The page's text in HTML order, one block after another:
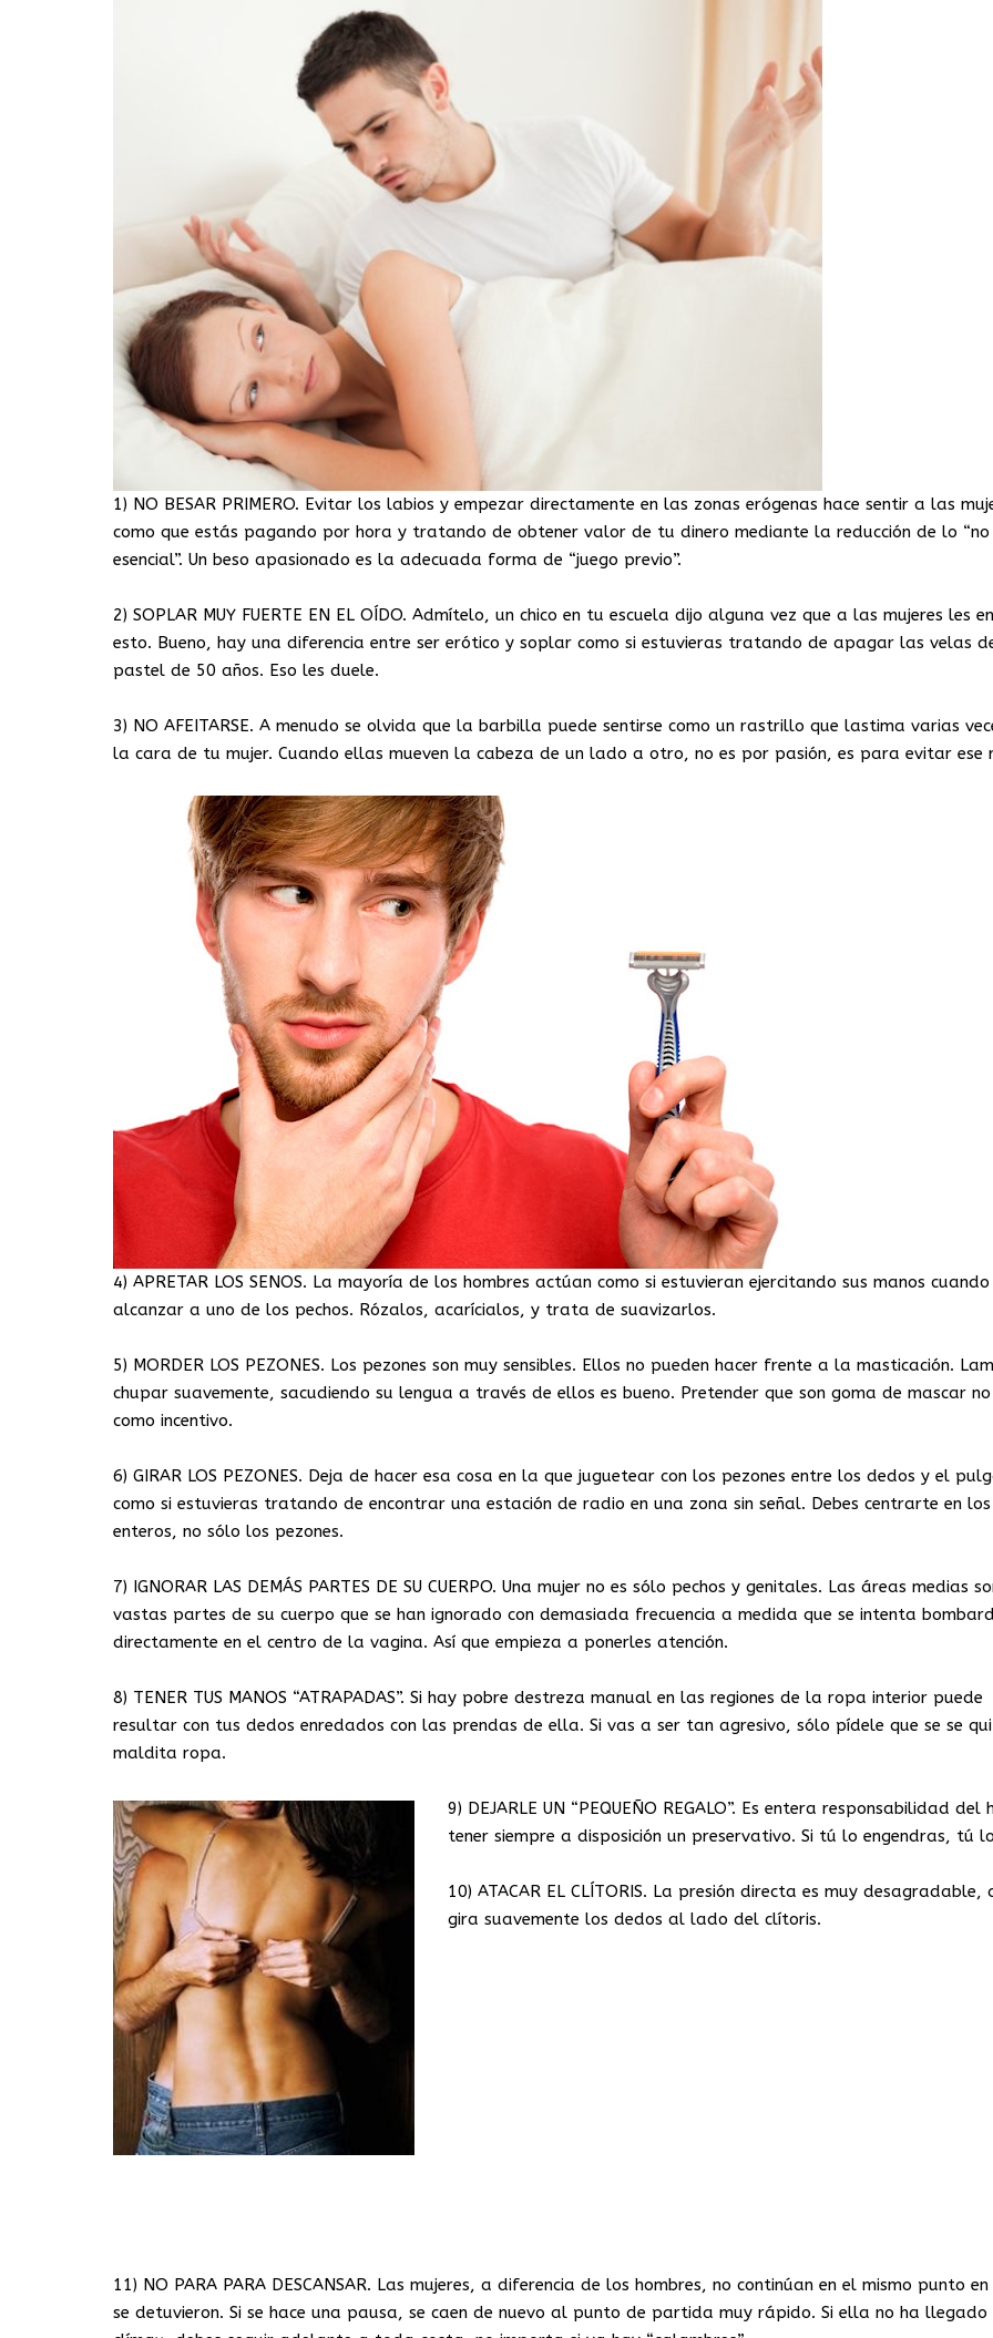
1) NO BESAR PRIMERO. Evitar los labios y empezar directamente en las zonas erógenas hace sentir a las
como que estás pagando por hora y tratando de obtener valor de tu dinero mediante la reducción de lo “no
esencial”. Un beso apasionado es la adecuada forma de “juego previo”.
2) SOPLAR MUY FUERTE EN EL OÍDO. Admítelo, un chico en tu escuela dijo alguna vez que a las mujeres les
esto. Bueno, hay una diferencia entre ser erótico y soplar como si estuvieras tratando de apagar las velas
pastel de 50 años. Eso les duele.
3) NO AFEITARSE. A menudo se olvida que la barbilla puede sentirse como un rastrillo que lastima varias
la cara de tu mujer. Cuando ellas mueven la cabeza de un lado a otro, no es por pasión, es para evitar ese
4) APRETAR LOS SENOS. La mayoría de los hombres actúan como si estuvieran ejercitando sus manos
alcanzar a uno de los pechos. Rózalos, acarícialos, y trata de suavizarlos.
5) MORDER LOS PEZONES. Los pezones son muy sensibles. Ellos no pueden hacer frente a la masticación.
chupar suavemente, sacudiendo su lengua a través de ellos es bueno. Pretender que son goma de mascar no
como incentivo.
6) GIRAR LOS PEZONES. Deja de hacer esa cosa en la que juguetear con los pezones entre los dedos y el
como si estuvieras tratando de encontrar una estación de radio en una zona sin señal. Debes centrarte en los
enteros, no sólo los pezones.
7) IGNORAR LAS DEMÁS PARTES DE SU CUERPO. Una mujer no es sólo pechos y genitales. Las áreas medias
vastas partes de su cuerpo que se han ignorado con demasiada frecuencia a medida que se intenta
directamente en el centro de la vagina. Así que empieza a ponerles atención.
8) TENER TUS MANOS “ATRAPADAS”. Si hay pobre destreza manual en las regiones de la ropa interior puede
resultar con tus dedos enredados con las prendas de ella. Si vas a ser tan agresivo, sólo pídele que se se
maldita ropa.
9) DEJARLE UN “PEQUEÑO REGALO”. Es entera responsabilidad del
tener siempre a disposición un preservativo. Si tú lo engendras, tú
10) ATACAR EL CLÍTORIS. La presión directa es muy desagradable,
gira suavemente los dedos al lado del clítoris.
11) NO PARA PARA DESCANSAR. Las mujeres, a diferencia de los hombres, no continúan en el mismo punto
se detuvieron. Si se hace una pausa, se caen de nuevo al punto de partida muy rápido. Si ella no ha